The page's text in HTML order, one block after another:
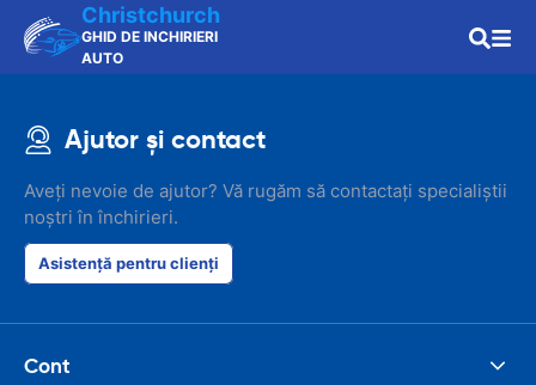
Christchurch
GHID DE INCHIRIERI
AUTO
Ajutor și contact
Aveți nevoie de ajutor? Vă rugăm să contactați specialiștii
noștri în închirieri.
Asistență pentru clienți
Cont